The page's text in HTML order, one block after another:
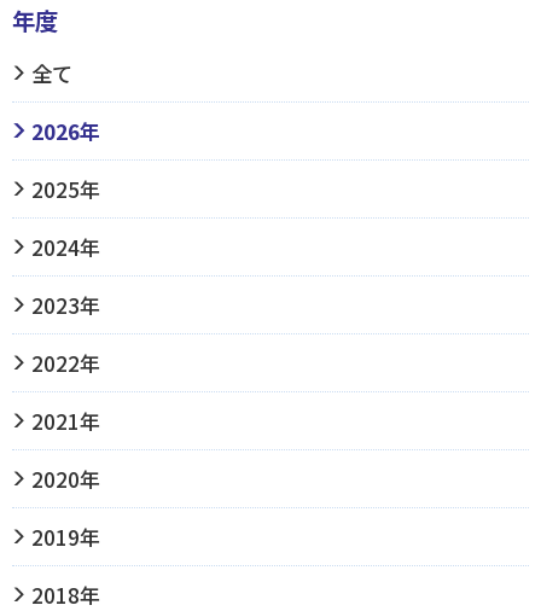
年度
全て
2026年
2025年
2024年
2023年
2022年
2021年
2020年
2019年
2018年